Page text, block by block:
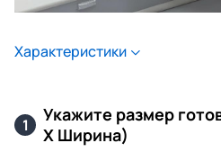
Характеристики
1
Укажите размер
Х Ширина)